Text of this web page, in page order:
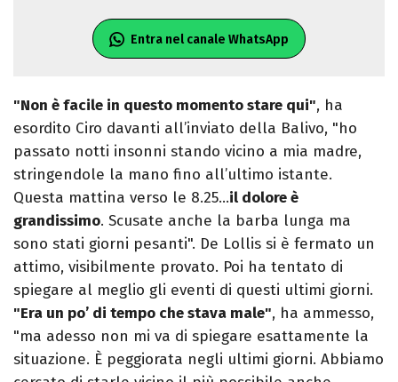
Entra nel canale WhatsApp
"Non è facile in questo momento stare qui", ha
esordito Ciro davanti all’inviato della Balivo, "ho
passato notti insonni stando vicino a mia madre,
stringendole la mano fino all’ultimo istante.
Questa mattina verso le 8.25…il dolore è
grandissimo. Scusate anche la barba lunga ma
sono stati giorni pesanti". De Lollis si è fermato un
attimo, visibilmente provato. Poi ha tentato di
spiegare al meglio gli eventi di questi ultimi giorni.
"Era un po’ di tempo che stava male", ha ammesso,
"ma adesso non mi va di spiegare esattamente la
situazione. È peggiorata negli ultimi giorni. Abbiamo